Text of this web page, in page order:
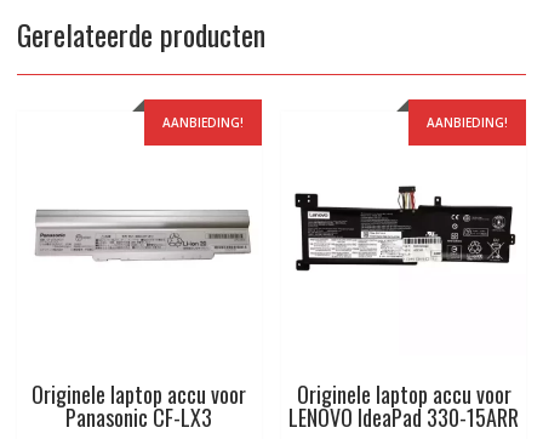
Gerelateerde producten
AANBIEDING!
Originele laptop accu voor
Panasonic CF-LX3
AANBIEDING!
Originele laptop accu voor
LENOVO IdeaPad 330-15ARR